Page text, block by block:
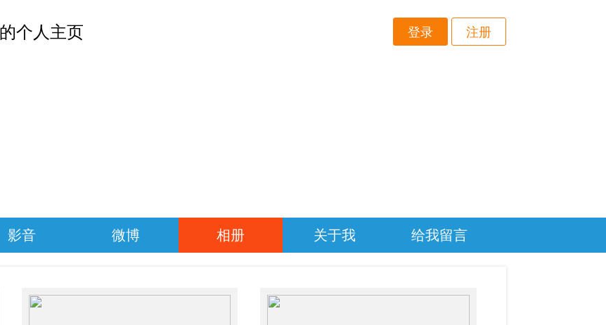
个人主页 登录 注册
影音 微博 相册 关于我 给我留言